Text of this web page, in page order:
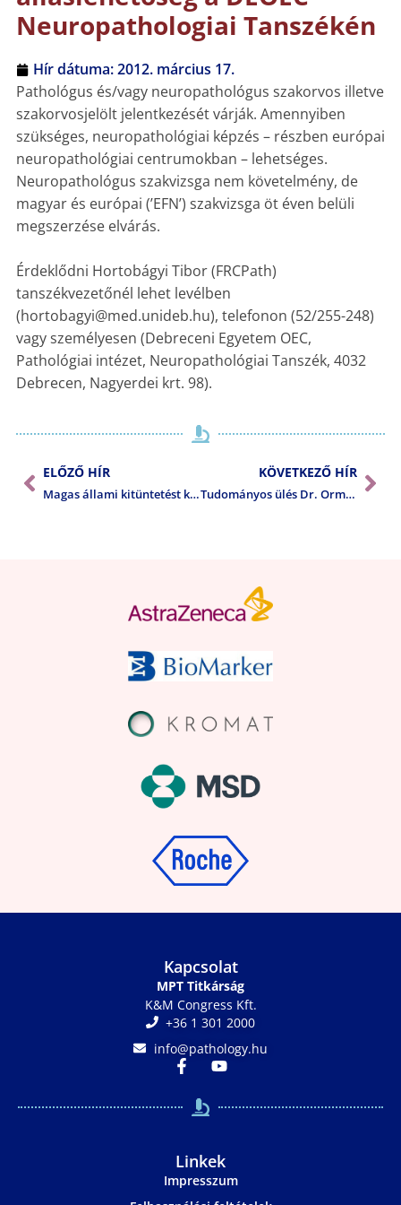
Neuropathologiai Tanszékén
Hír dátuma:2012. március 17.
Pathológus és/vagy neuropathológus szakorvos illetve
szakorvosjelölt jelentkezését várják. Amennyiben
szükséges, neuropathológiai képzés – részben európai
neuropathológiai centrumokban – lehetséges.
Neuropathológus szakvizsga nem követelmény, de
magyar és európai (’EFN’) szakvizsga öt éven belüli
megszerzése elvárás.
Érdeklődni Hortobágyi Tibor (FRCPath)
tanszékvezetőnél lehet levélben
(hortobagyi@med.unideb.hu), telefonon (52/255-248)
vagy személyesen (Debreceni Egyetem OEC,
Pathológiai intézet, Neuropathológiai Tanszék, 4032
Debrecen, Nagyerdei krt. 98).
ELŐZŐ HÍR
Magas állami kitüntetést kapott Dr. Szentirmay Zoltán
KÖVETKEZŐ HÍR
Tudományos ülés Dr. Ormos Jenő professzor tiszteletére Szegeden
Kapcsolat
MPT Titkárság
K&M Congress Kft.
+36 1 301 2000
info@pathology.hu
Linkek
Impresszum